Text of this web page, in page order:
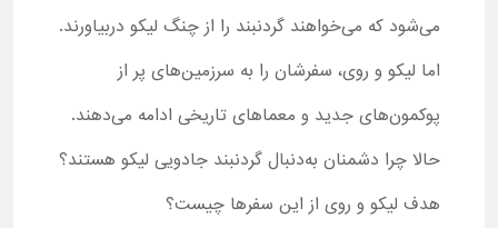
می‌شود که می‌خواهند گردنبند را از چنگ لیکو دربیاورند.
اما لیکو و روی، سفرشان را به سرزمین‌های پر از
پوکمون‌های جدید و معماهای تاریخی ادامه می‌دهند.
حالا چرا دشمنان به‌دنبال گردنبند جادویی لیکو هستند؟
هدف لیکو و روی از این سفرها چیست؟